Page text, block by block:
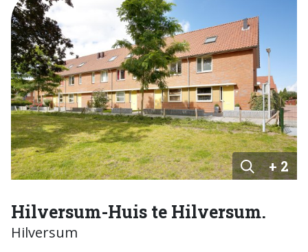
+ 2
Hilversum-Huis te Hilversum.
Hilversum